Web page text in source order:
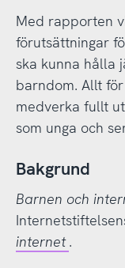
Med rapporten
förutsättningar
ska kunna hålla
barndom. Allt
medverka fullt
som unga och
Bakgrund
Barnen och
internet .